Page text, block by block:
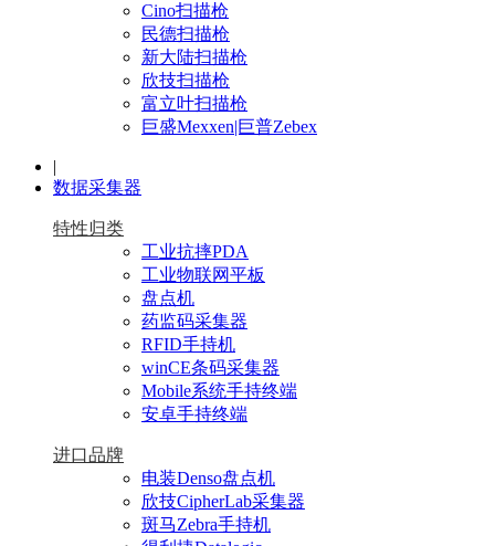
Cino扫描枪
民德扫描枪
新大陆扫描枪
欣技扫描枪
富立叶扫描枪
巨盛Mexxen|巨普Zebex
|
数据采集器
特性归类
工业抗摔PDA
工业物联网平板
盘点机
药监码采集器
RFID手持机
winCE条码采集器
Mobile系统手持终端
安卓手持终端
进口品牌
电装Denso盘点机
欣技CipherLab采集器
斑马Zebra手持机